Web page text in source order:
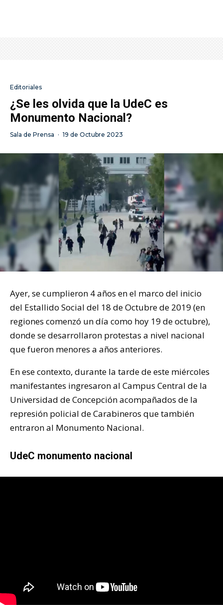
Editoriales
¿Se les olvida que la UdeC es
Monumento Nacional?
Sala de Prensa · 19 de Octubre 2023
Ayer, se cumplieron 4 años en el marco del inicio
del Estallido Social del 18 de Octubre de 2019 (en
regiones comenzó un día como hoy 19 de octubre),
donde se desarrollaron protestas a nivel nacional
que fueron menores a años anteriores.
En ese contexto, durante la tarde de este miércoles
manifestantes ingresaron al Campus Central de la
Universidad de Concepción acompañados de la
represión policial de Carabineros que también
entraron al Monumento Nacional.
UdeC monumento nacional